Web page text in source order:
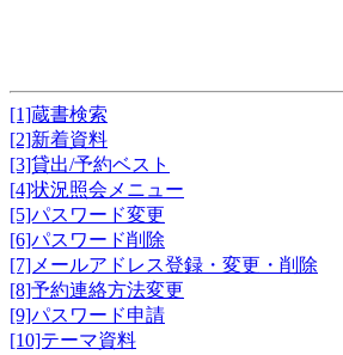
[1]蔵書検索
[2]新着資料
[3]貸出/予約ベスト
[4]状況照会メニュー
[5]パスワード変更
[6]パスワード削除
[7]メールアドレス登録・変更・削除
[8]予約連絡方法変更
[9]パスワード申請
[10]テーマ資料